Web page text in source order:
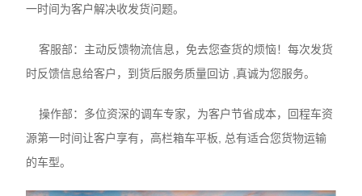
一时间为客户解决收发货问题。
客服部：主动反馈物流信息，免去您查货的烦恼！每次发货
时反馈信息给客户，到货后服务质量回访 ,真诚为您服务。
操作部：多位资深的调车专家，为客户节省成本，回程车资
源第一时间让客户享有，高栏箱车平板, 总有适合您货物运输
的车型。